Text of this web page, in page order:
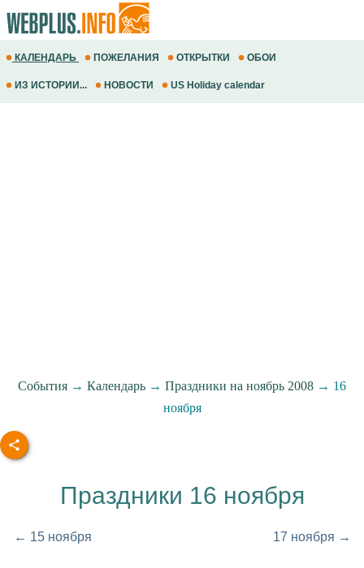
КАЛЕНДАРЬ ПОЖЕЛАНИЯ ОТКРЫТКИ ОБОИ
ИЗ ИСТОРИИ... НОВОСТИ US Holiday calendar
События → Календарь → Праздники на ноябрь 2008 → 16
ноября
Праздники 16 ноября
← 15 ноября 17 ноября →